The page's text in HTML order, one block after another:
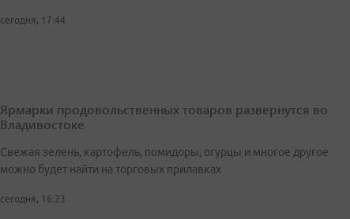
сегодня, 17:44
Ярмарки продовольственных товаров развернутся во
Владивостоке
Свежая зелень, картофель, помидоры, огурцы и многое другое
можно будет найти на торговых прилавках
сегодня, 16:23